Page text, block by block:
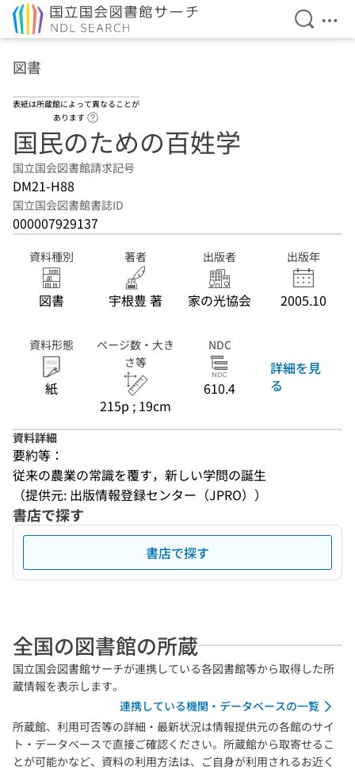
検索を
メ
図書
表紙は所蔵館によって異なることが
あります
国民のための百姓学
国立国会図書館請求記号
DM21-H88
国立国会図書館書誌ID
000007929137
資料種別
図書
著者
宇根豊 著
出版者
家の光協会
出版年
2005.10
資料形態
紙
ページ数・大き
さ等
215p ; 19cm
NDC
610.4
詳細を見
る
資料詳細
要約等：
従来の農業の常識を覆す，新しい学問の誕生
（提供元: 出版情報登録センター（JPRO））
書店で探す
書店で探す
全国の図書館の所蔵
国立国会図書館サーチが連携している各図書館等から取得した所
蔵情報を表示します。
連携している機関・データベースの一覧
所蔵館、利用可否等の詳細・最新状況は情報提供元の各館のサイ
ト・データベースで直接ご確認ください。所蔵館から取寄せるこ
とが可能かなど、資料の利用方法は、ご自身が利用されるお近く